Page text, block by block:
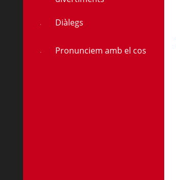
Diàlegs
Pronunciem amb el cos